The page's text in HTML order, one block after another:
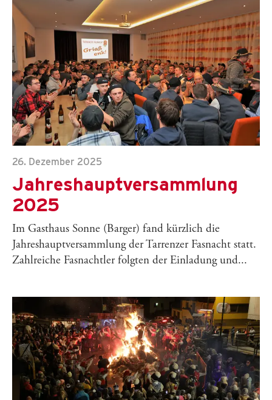
26. Dezember 2025
Jahreshauptversammlung
2025
Im Gasthaus Sonne (Barger) fand kürzlich die
Jahreshauptversammlung der Tarrenzer Fasnacht statt.
Zahlreiche Fasnachtler folgten der Einladung und...